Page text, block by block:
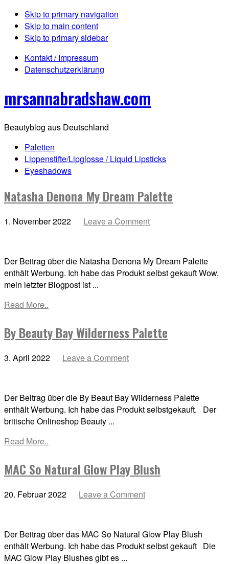
Skip to primary navigation
Skip to main content
Skip to primary sidebar
Kontakt / Impressum
Datenschutzerklärung
mrsannabradshaw.com
Beautyblog aus Deutschland
Paletten
Lippenstifte/Lipglosse / Liquid Lipsticks
Eyeshadows
Natasha Denona My Dream Palette
1. November 2022 Leave a Comment
Der Beitrag über die Natasha Denona My Dream Palette
enthält Werbung. Ich habe das Produkt selbst gekauft Wow,
mein letzter Blogpost ist ...
Read More..
By Beauty Bay Wilderness Palette
3. April 2022 Leave a Comment
Der Beitrag über die By Beaut Bay Wilderness Palette
enthält Werbung. Ich habe das Produkt selbstgekauft. Der
britische Onlineshop Beauty ...
Read More..
MAC So Natural Glow Play Blush
20. Februar 2022 Leave a Comment
Der Beitrag über das MAC So Natural Glow Play Blush
enthält Werbung. Ich habe das Produkt selbst gekauft Die
MAC Glow Play Blushes gibt es ...